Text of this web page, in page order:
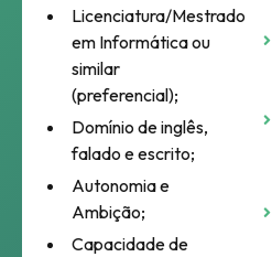
Licenciatura/Mestrado
em Informática ou
similar
(preferencial);
Domínio de inglês,
falado e escrito;
Autonomia e
Ambição;
Capacidade de